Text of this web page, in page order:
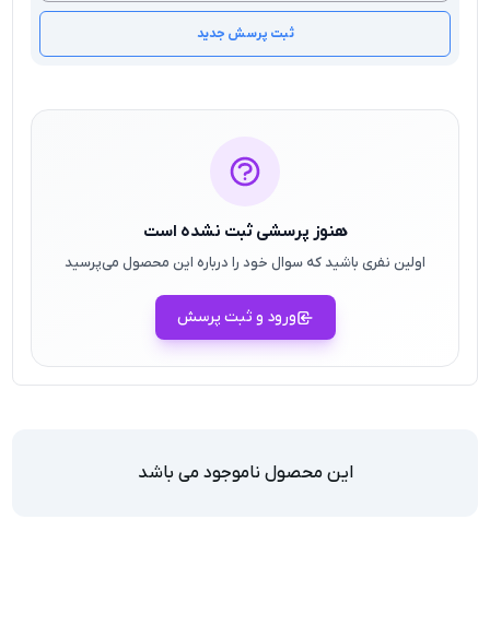
ثبت پرسش جدید
هنوز پرسشی ثبت نشده است
اولین نفری باشید که سوال خود را درباره این محصول می‌پرسید
ورود و ثبت پرسش
این محصول ناموجود می باشد